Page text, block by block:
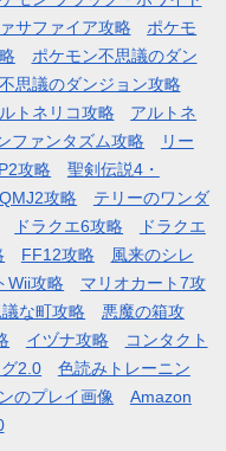
サファイア攻略
ポケモ
ポケモン不思議のダン
思議のダンジョン攻略
トネリコ攻略
アルトネ
ファンタズム攻略
リー
攻略
聖剣伝説4・
攻略
テリーのワンダ
ドラクエ6攻略
ドラクエ
FF12攻略
風来のシレ
Wii攻略
マリオカート7攻
な町攻略
悪魔の箱攻
イヅナ攻略
コンタクト
2.0
色読みトレーニン
のプレイ画像
Amazon